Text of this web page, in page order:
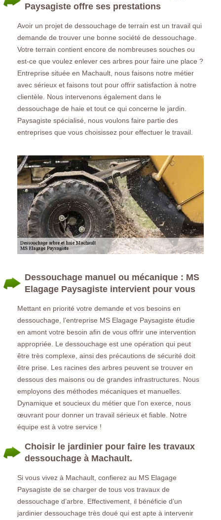
Paysagiste offre ses prestations
Avoir un projet de dessouchage de terrain est un travail qui
demande de trouver une bonne société de dessouchage.
Votre terrain contient encore de nombreuses souches ou
est-ce que voulez enlever ces arbres pour faire une place ?
Entreprise située en Machault, nous faisons notre métier
avec sérieux et faisons tout pour offrir satisfaction à notre
clientèle. Nous intervenons également dans le
dessouchage de haie et tout ce qui concerne le jardin.
Paysagiste spécialisé, nous voulons faire partie des
entreprises que vous choisissez pour effectuer le travail.
Dessouchage manuel ou mécanique : MS
Elagage Paysagiste intervient pour vous
Mettant en priorité votre demande et vos besoins en
dessouchage, l’entreprise MS Elagage Paysagiste étudie
en amont votre besoin afin de vous offrir une intervention
appropriée. Le dessouchage est une opération qui peut
être très complexe, ainsi des précautions de sécurité doit
être prise. Les racines des arbres peuvent se trouver en
dessous des maisons ou de grandes infrastructures. Nous
employons des méthodes mécaniques et manuelles.
Dynamique et soucieux du métier que l’on exerce, nous
œuvrant pour donner un travail sérieux et fiable. Notre
équipe est à votre service !
Choisir le jardinier pour faire les travaux
dessouchage à Machault.
Si vous vivez à Machault, confierez au MS Elagage
Paysagiste de se charger de tous vos travaux de
dessouchage d’arbre. Effectivement, il bénéficie d’un
jardinier dessouchage très doué qui est apte à intervenir